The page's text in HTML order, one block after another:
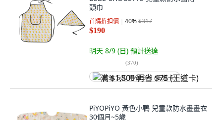
頭巾
首購折扣價 40%$317
$190
明天 8/9 (日) 預計送達
(370)
满 $1,500 再省 $75 (王道卡)
PiYOPiYO 黃色小鴨 兒童款防水畫畫衣
30個月~5歲